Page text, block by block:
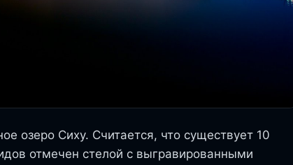
озеро Сиху. Считается, что существует 10
отмечен стелой с выгравированными